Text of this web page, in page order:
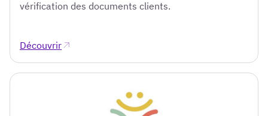
vérification des documents clients.
Découvrir